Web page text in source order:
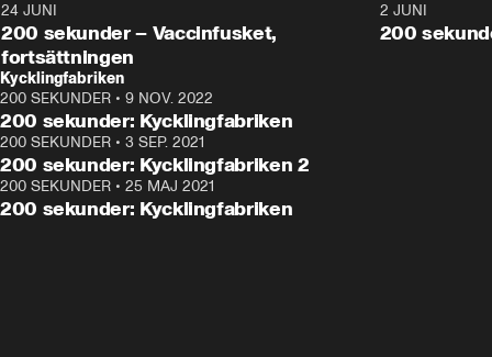
24 JUNI
200 sekunder – Vaccinfusket,
fortsättningen
2 JUNI
200
Kycklingfabriken
200 SEKUNDER • 9 NOV. 2022
200 sekunder: Kycklingfabriken
200 SEKUNDER • 3 SEP. 2021
200 sekunder: Kycklingfabriken 2
200 SEKUNDER • 25 MAJ 2021
200 sekunder: Kycklingfabriken